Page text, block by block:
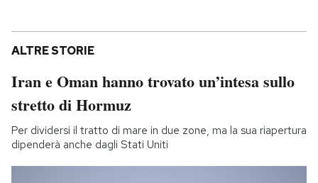
ALTRE STORIE
Iran e Oman hanno trovato un’intesa sullo
stretto di Hormuz
Per dividersi il tratto di mare in due zone, ma la sua riapertura
dipenderà anche dagli Stati Uniti